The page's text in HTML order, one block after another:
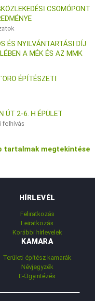
CSOMÓPONT
ÉS NYILVÁNTARTÁSI DÍJ
A MÉK ÉS AZ MMK
ÉPÍTÉSZETI
ÚT 2-6. H ÉPÜLET
felhívás
tartalmak megtekintése
HÍRLEVÉL
Feliratkozás
Leiratkozás
Korábbi hírlevelek
KAMARA
Területi építész kamarák
Névjegyzék
E-Ügyintézés